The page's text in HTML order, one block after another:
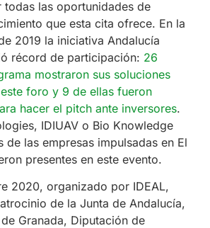
todas las oportunidades de
que esta cita ofrece. En la
2019 la iniciativa Andalucía
récord de participación: 26
mostraron sus soluciones
foro y 9 de ellas fueron
hacer el pitch ante inversores.
IDIUAV o Bio Knowledge
de las empresas impulsadas en El
presentes en este evento.
2020, organizado por IDEAL,
de la Junta de Andalucía,
Granada, Diputación de